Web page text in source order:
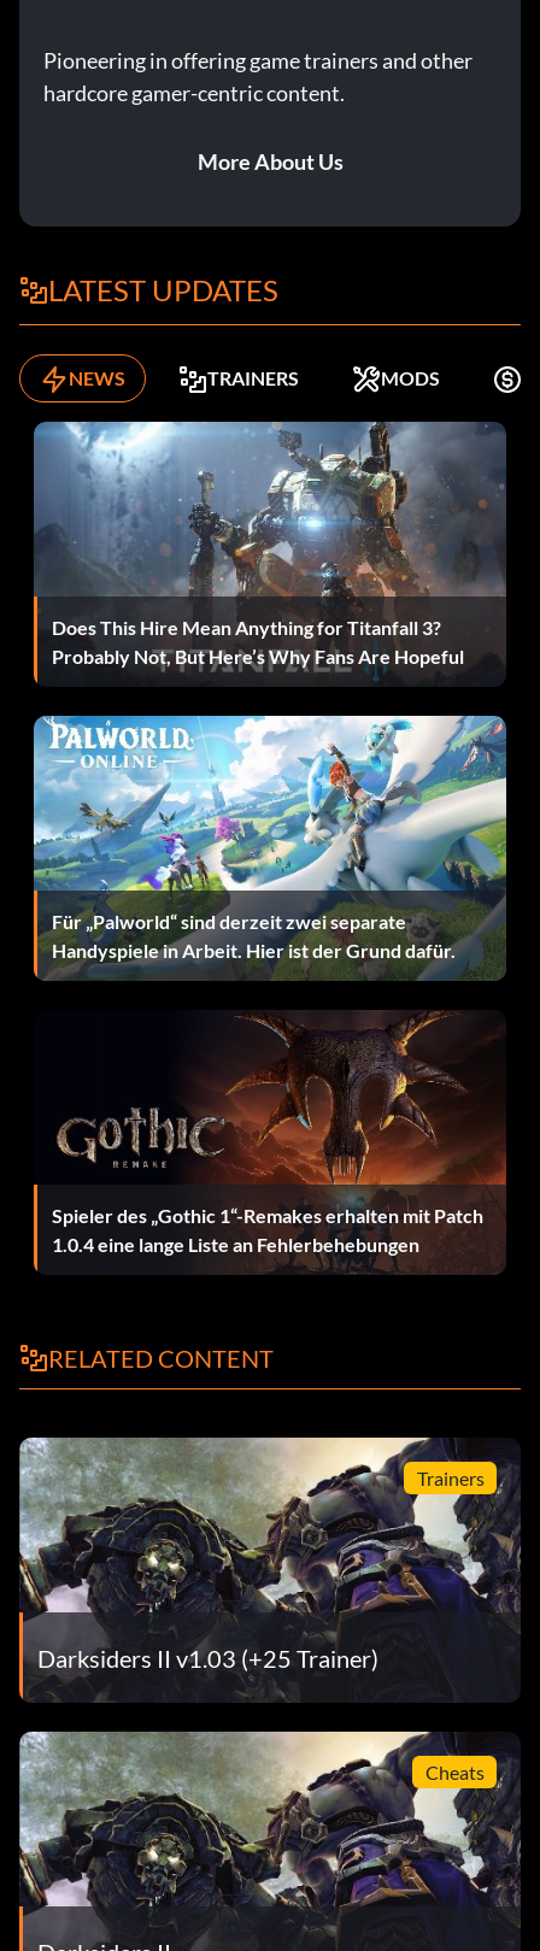
Pioneering in offering game trainers and other
hardcore gamer-centric content.
More About Us
LATEST UPDATES
NEWS TRAINERS MODS
Does This Hire Mean Anything for Titanfall 3?
Probably Not, But Here’s Why Fans Are Hopeful
Für „Palworld“ sind derzeit zwei separate
Handyspiele in Arbeit. Hier ist der Grund dafür.
Spieler des „Gothic 1“-Remakes erhalten mit Patch
1.0.4 eine lange Liste an Fehlerbehebungen
RELATED CONTENT
Trainers
Darksiders II v1.03 (+25 Trainer)
Cheats